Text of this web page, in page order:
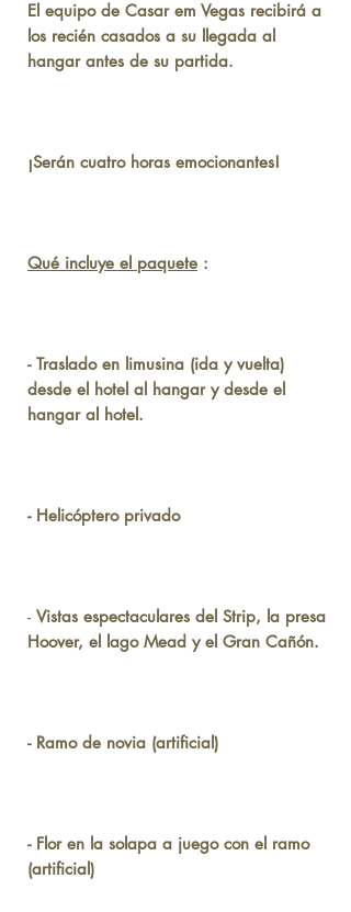
El equipo de Casar em Vegas recibirá a
los recién casados a su llegada al
hangar antes de su partida.
¡Serán cuatro horas emocionantes!
Qué incluye el paquete :
- Traslado en limusina (ida y vuelta)
desde el hotel al hangar y desde el
hangar al hotel.
- Helicóptero privado
- Vistas espectaculares del Strip, la presa
Hoover, el lago Mead y el Gran Cañón.
- Ramo de novia (artificial)
- Flor en la solapa a juego con el ramo
(artificial)